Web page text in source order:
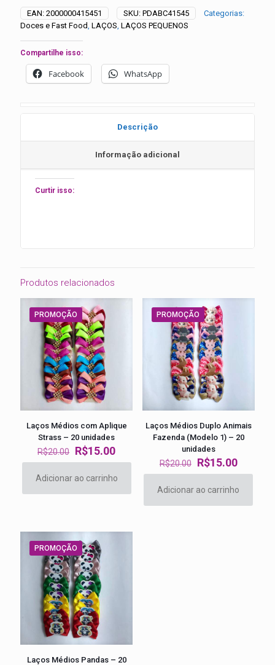
com
Aplique
Sorvete
de
Picolé
EAN: 2000000415451 SKU: PDABC41545
Categorias:
Doces e Fast Food, LAÇOS, LAÇOS PEQUENOS
Compartilhe isso:
Facebook WhatsApp
Descrição
Informação adicional
Curtir isso:
Produtos relacionados
PROMOÇÃO
Laços Médios com Aplique
Strass – 20 unidades
R$20.00 O
preço
original
era:
R$20.00.
R$15.00O
preço
atual
é:
R$15.00.
Adicionar ao carrinho
PROMOÇÃO
Laços Médios Duplo Animais
Fazenda (Modelo 1) – 20
unidades
R$20.00 O
preço
original
era:
R$20.00.
R$15.00O
preço
atual
é:
Adicionar ao carrinho
PROMOÇÃO
Laços Médios Pandas – 20